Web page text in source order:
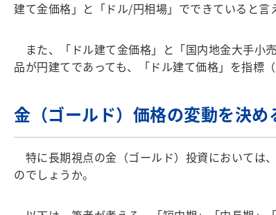
建て金価格」と「ドル/円相場」でできていると言
また、「ドル建て金価格」と「国内地金大手小
品が円建てであっても、「ドル建て価格」を指標
金（ゴールド）価格の変動を決め
特に長期視点の金（ゴールド）投資においては
のでしょうか。